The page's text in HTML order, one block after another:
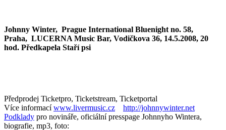
Johnny Winter, Prague International Bluenight no. 58,
Praha, LUCERNA Music Bar, Vodičkova 36, 14.5.2008, 20
hod. Předkapela Staří psi
Předprodej Ticketpro, Ticketstream, Ticketportal
Více informacíwww.livermusic.cz
http://johnnywinter.net
Podklady pro novináře, oficiální presspage Johnnyho Wintera,
biografie, mp3, foto: